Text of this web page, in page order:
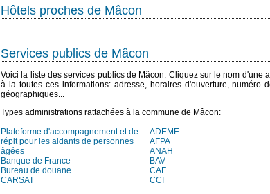
Hôtels proches de Mâcon
Services publics de Mâcon
Voici la liste des services publics de Mâcon. Cliquez sur le nom d'une
à la toutes ces informations: adresse, horaires d'ouverture, numéro
géographiques...
Types administrations rattachées à la commune de Mâcon:
Plateforme d'accompagnement et de
répit pour les aidants de personnes
âgées
ADEME
AFPA
ANAH
Banque de France
BAV
Bureau de douane
CAF
CARSAT
CCI